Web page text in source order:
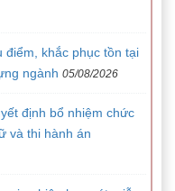
điểm, khắc phục tồn tại
ngành 05/08/2026
định bổ nhiệm chức
và thi hành án